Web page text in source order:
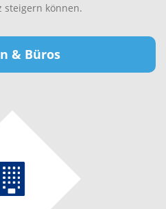
steigern können.
& Büros